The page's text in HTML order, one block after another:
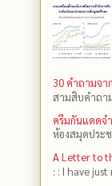
30 คำถามจา
สามสิบคำถา
ครีมกันแดดจ
ห้องสมุดประ
A Letter to
: : I have